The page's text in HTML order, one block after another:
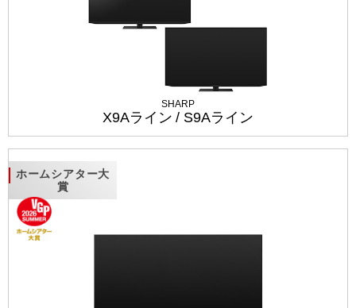
SHARP
X9Aライン / S9Aライン
ホームシアター大
賞